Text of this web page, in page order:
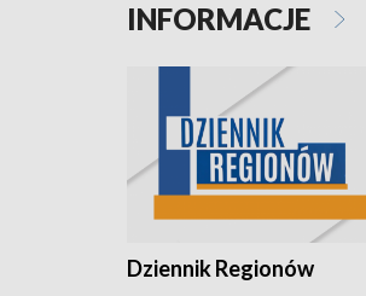
INFORMACJE
Dziennik Regionów